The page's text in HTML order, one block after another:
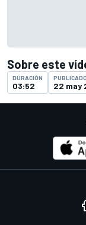
Sobre este
DURACIÓN
03:52
PUBLICADO
22 may